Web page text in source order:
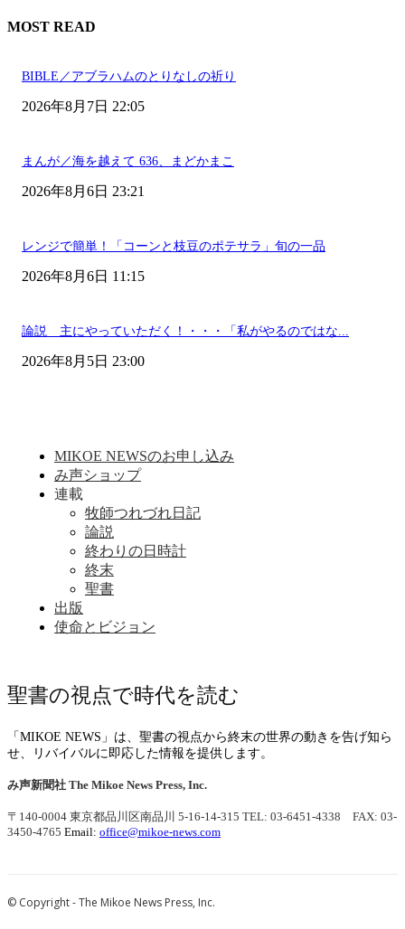
MOST READ
BIBLE／アブラハムのとりなしの祈り
2026年8月7日 22:05
まんが／海を越えて 636、まどかまこ
2026年8月6日 23:21
レンジで簡単！「コーンと枝豆のポテサラ」旬の一品
2026年8月6日 11:15
論説 主にやっていただく！・・・「私がやるのではな...
2026年8月5日 23:00
MIKOE NEWSのお申し込み
み声ショップ
連載
牧師つれづれ日記
論説
終わりの日時計
終末
聖書
出版
使命とビジョン
聖書の視点で時代を読む
「MIKOE NEWS」は、聖書の視点から終末の世界の動きを告げ知ら
せ、リバイバルに即応した情報を提供します。
み声新聞社 The Mikoe News Press, Inc.
〒140-0004 東京都品川区南品川 5-16-14-315 TEL: 03-6451-4338 FAX: 03-
3450-4765 Email: office@mikoe-news.com
© Copyright - The Mikoe News Press, Inc.